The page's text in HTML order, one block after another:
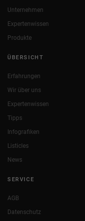
Unternehmen
Expertenwissen
Produkte
ÜBERSICHT
Erfahrungen
Wir über uns
Expertenwissen
Tipps
Infografiken
Listicles
News
SERVICE
AGB
Datenschutz